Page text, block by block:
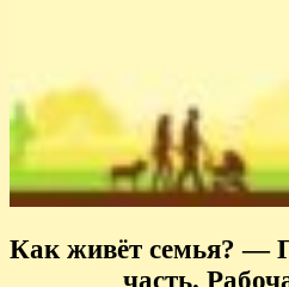
Как живёт семья? —
часть.